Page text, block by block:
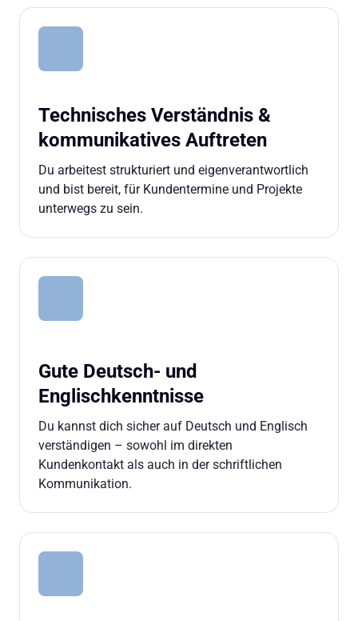
Technisches Verständnis &
kommunikatives Auftreten
Du arbeitest strukturiert und eigenverantwortlich
und bist bereit, für Kundentermine und Projekte
unterwegs zu sein.
Gute Deutsch- und
Englischkenntnisse
Du kannst dich sicher auf Deutsch und Englisch
verständigen – sowohl im direkten
Kundenkontakt als auch in der schriftlichen
Kommunikation.